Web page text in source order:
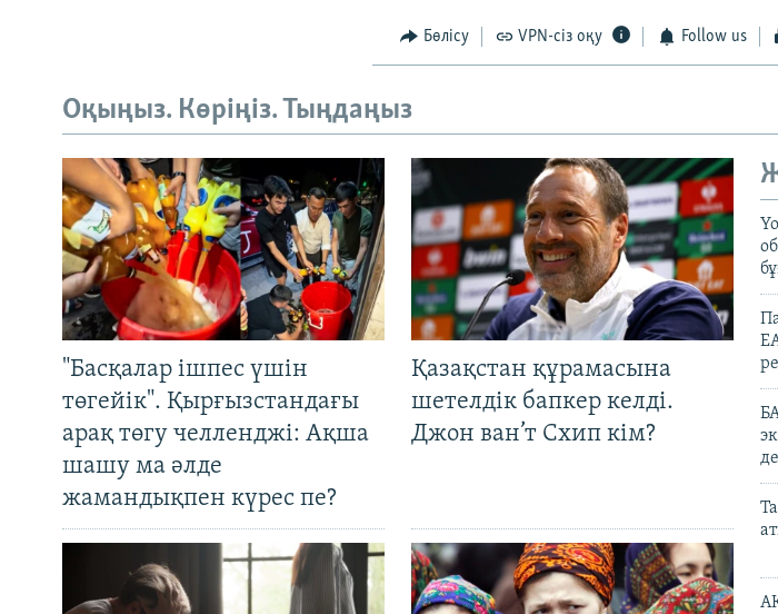
Бөлісу VPN-сіз оқу Follow us
Оқыңыз. Көріңіз. Тыңдаңыз
"Басқалар ішпес үшін
төгейік". Қырғызстандағы
арақ төгу челленджі: Ақша
шашу ма әлде
жамандықпен күрес пе?
Қазақстан құрамасына
шетелдік бапкер келді.
Джон ван’т Схип кім?